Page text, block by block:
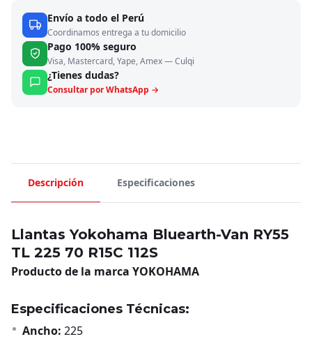
Envío a todo el Perú
Coordinamos entrega a tu domicilio
Pago 100% seguro
Visa, Mastercard, Yape, Amex — Culqi
¿Tienes dudas?
Consultar por WhatsApp →
Descripción Especificaciones
Llantas Yokohama Bluearth-Van RY55
TL 225 70 R15C 112S
Producto de la marca YOKOHAMA
Especificaciones Técnicas:
Ancho: 225